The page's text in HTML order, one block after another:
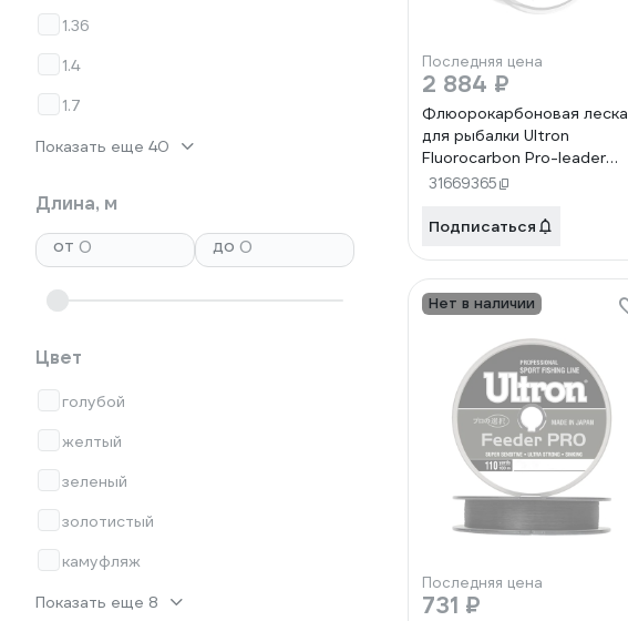
1.36
1.4
1.7
Показать еще 40
Длина, м
от
до
Цвет
голубой
желтый
зеленый
золотистый
камуфляж
Показать еще 8
Последняя цена
2 884 ₽
Флюорокарбоновая леска
для рыбалки Ultron
Fluorocarbon Pro-leader
0.40 мм, 12.4 кг, 100 м,
31669365
Подписаться
Нет в наличии
Последняя цена
731 ₽